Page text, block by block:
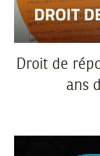
Droit de
ans